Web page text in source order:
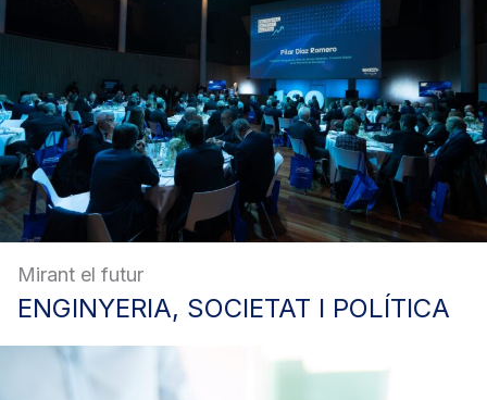
Mirant el futur
ENGINYERIA, SOCIETAT I POLÍTICA